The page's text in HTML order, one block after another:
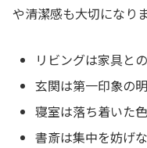
や清潔感も大切になりま
リビングは家具と
玄関は第一印象の
寝室は落ち着いた
書斎は集中を妨げ